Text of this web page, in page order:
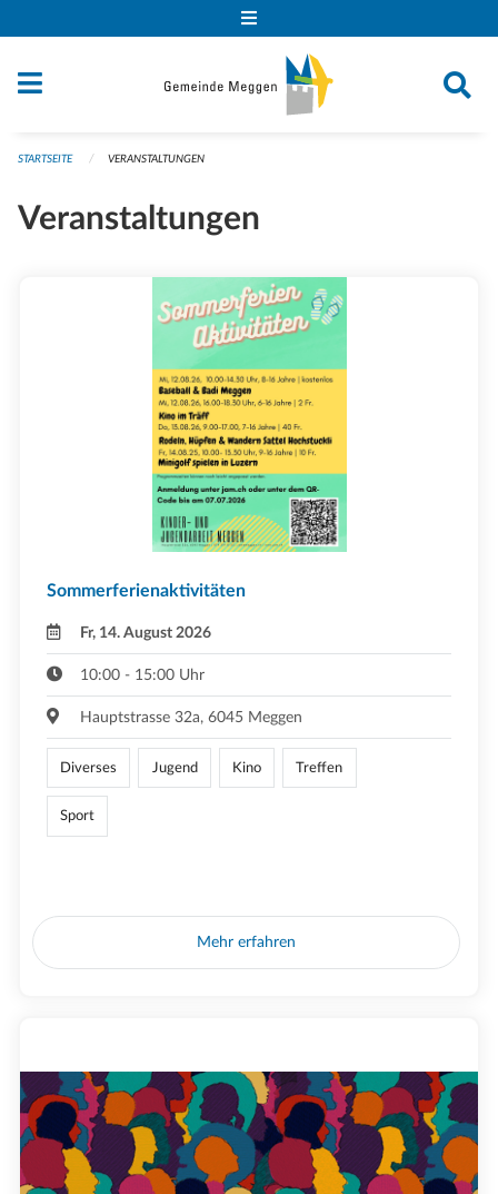
STARTSEITE VERANSTALTUNGEN
Veranstaltungen
Sommerferienaktivitäten
Fr, 14. August 2026
10:00 - 15:00 Uhr
Hauptstrasse 32a, 6045 Meggen
Diverses Jugend Kino Treffen
Sport
Mehr erfahren